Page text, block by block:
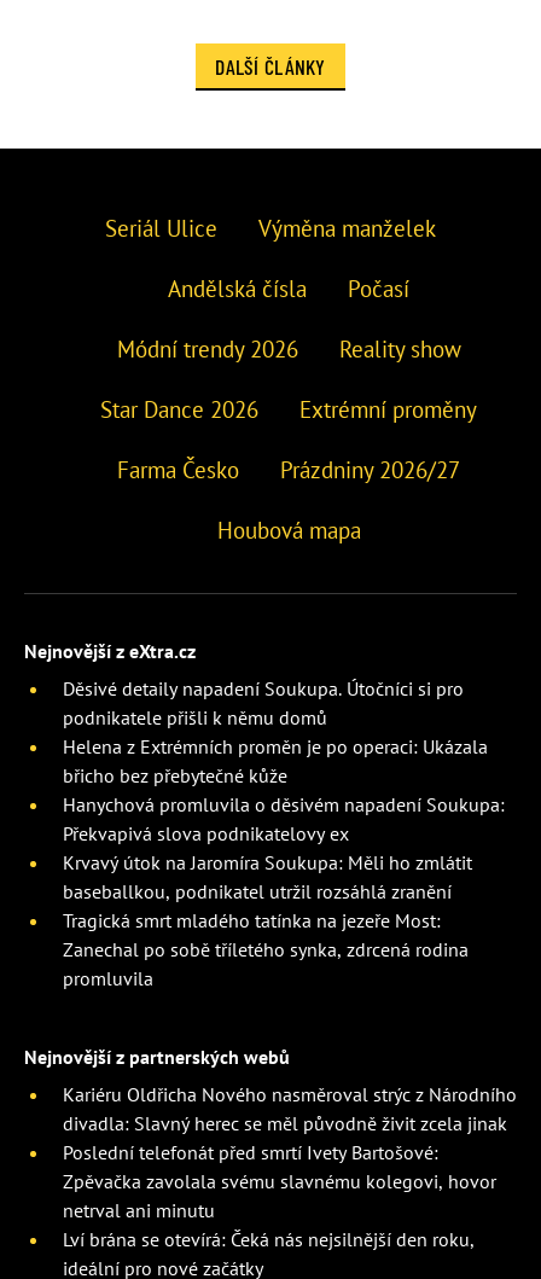
DALŠÍ ČLÁNKY
Seriál Ulice Výměna manželek
Andělská čísla Počasí
Módní trendy 2026 Reality show
Star Dance 2026 Extrémní proměny
Farma Česko Prázdniny 2026/27
Houbová mapa
Nejnovější z eXtra.cz
Děsivé detaily napadení Soukupa. Útočníci si pro
podnikatele přišli k němu domů
Helena z Extrémních proměn je po operaci: Ukázala
břicho bez přebytečné kůže
Hanychová promluvila o děsivém napadení Soukupa:
Překvapivá slova podnikatelovy ex
Krvavý útok na Jaromíra Soukupa: Měli ho zmlátit
baseballkou, podnikatel utržil rozsáhlá zranění
Tragická smrt mladého tatínka na jezeře Most:
Zanechal po sobě tříletého synka, zdrcená rodina
promluvila
Nejnovější z partnerských webů
Kariéru Oldřicha Nového nasměroval strýc z Národního
divadla: Slavný herec se měl původně živit zcela jinak
Poslední telefonát před smrtí Ivety Bartošové:
Zpěvačka zavolala svému slavnému kolegovi, hovor
netrval ani minutu
Lví brána se otevírá: Čeká nás nejsilnější den roku,
ideální pro nové začátky